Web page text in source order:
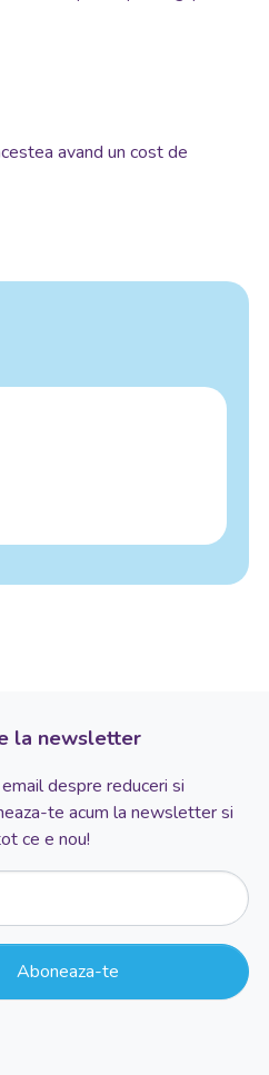
avand un cost de
la newsletter
despre reduceri si
te acum la newsletter si
ce e nou!
Aboneaza-te